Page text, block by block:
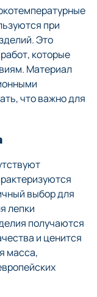
при
Это
которые
Материал
что важно для
выбор для
лепки
получаются
и ценится
масса,